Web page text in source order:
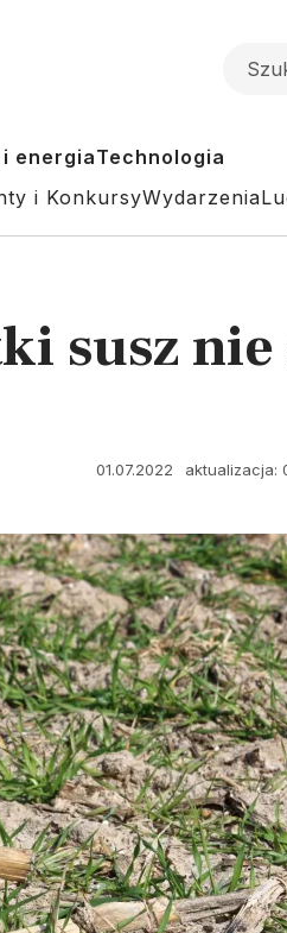
energiaTechnologia
i KonkursyWydarzenia
susz
01.07.2022 aktualizacja: